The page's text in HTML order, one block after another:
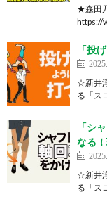
★森田
https://
「投
☆新井
る「ス
「シ
なる
☆新井
る「ス